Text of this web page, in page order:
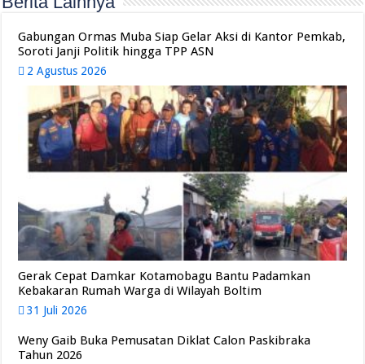
Gabungan Ormas Muba Siap Gelar Aksi di Kantor Pemkab,
Soroti Janji Politik hingga TPP ASN
2 Agustus 2026
Gerak Cepat Damkar Kotamobagu Bantu Padamkan
Kebakaran Rumah Warga di Wilayah Boltim
31 Juli 2026
Weny Gaib Buka Pemusatan Diklat Calon Paskibraka
Tahun 2026